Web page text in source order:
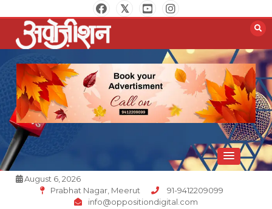
to
content
Opposition Digital
August 6, 2026
Prabhat Nagar, Meerut
91-9412209099
info@oppositiondigital.com